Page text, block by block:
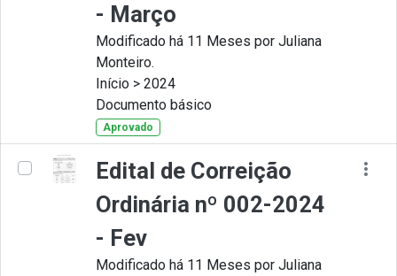
- Março
Modificado há 11 Meses por Juliana
Monteiro.
Início > 2024
Documento básico
Aprovado
Edital de Correição
Ordinária nº 002-2024
- Fev
Modificado há 11 Meses por Juliana